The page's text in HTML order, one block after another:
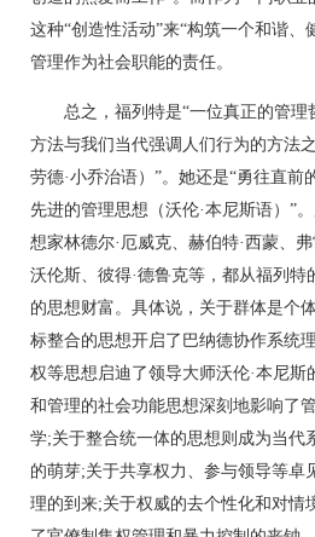
这种“创造性活动”来“构筑一个和谐、
管理作为社会职能的责任。
总之，福列特是“一位真正的管理
方法与我们当代强调人们行为的方法
劳德·小乔治语）”。她还是“勇往直前
先进的管理思想（沃伦·本尼斯语）”
想家林德尔·厄威克、赫伯特·西蒙、
沃伦斯、彼得·德鲁克等，都从福列特
的思想财富。具体说，关于群体是个
标整合的思想开启了巴纳德协作系统
权等思想启迪了领导大师沃伦·本尼斯
和管理的社会功能思想深刻地影响了
学;关于整合统一体的思想则成为当代
的萌芽;关于共享权力、参与领导等卓
理的到来;关于权威的去个性化和对情